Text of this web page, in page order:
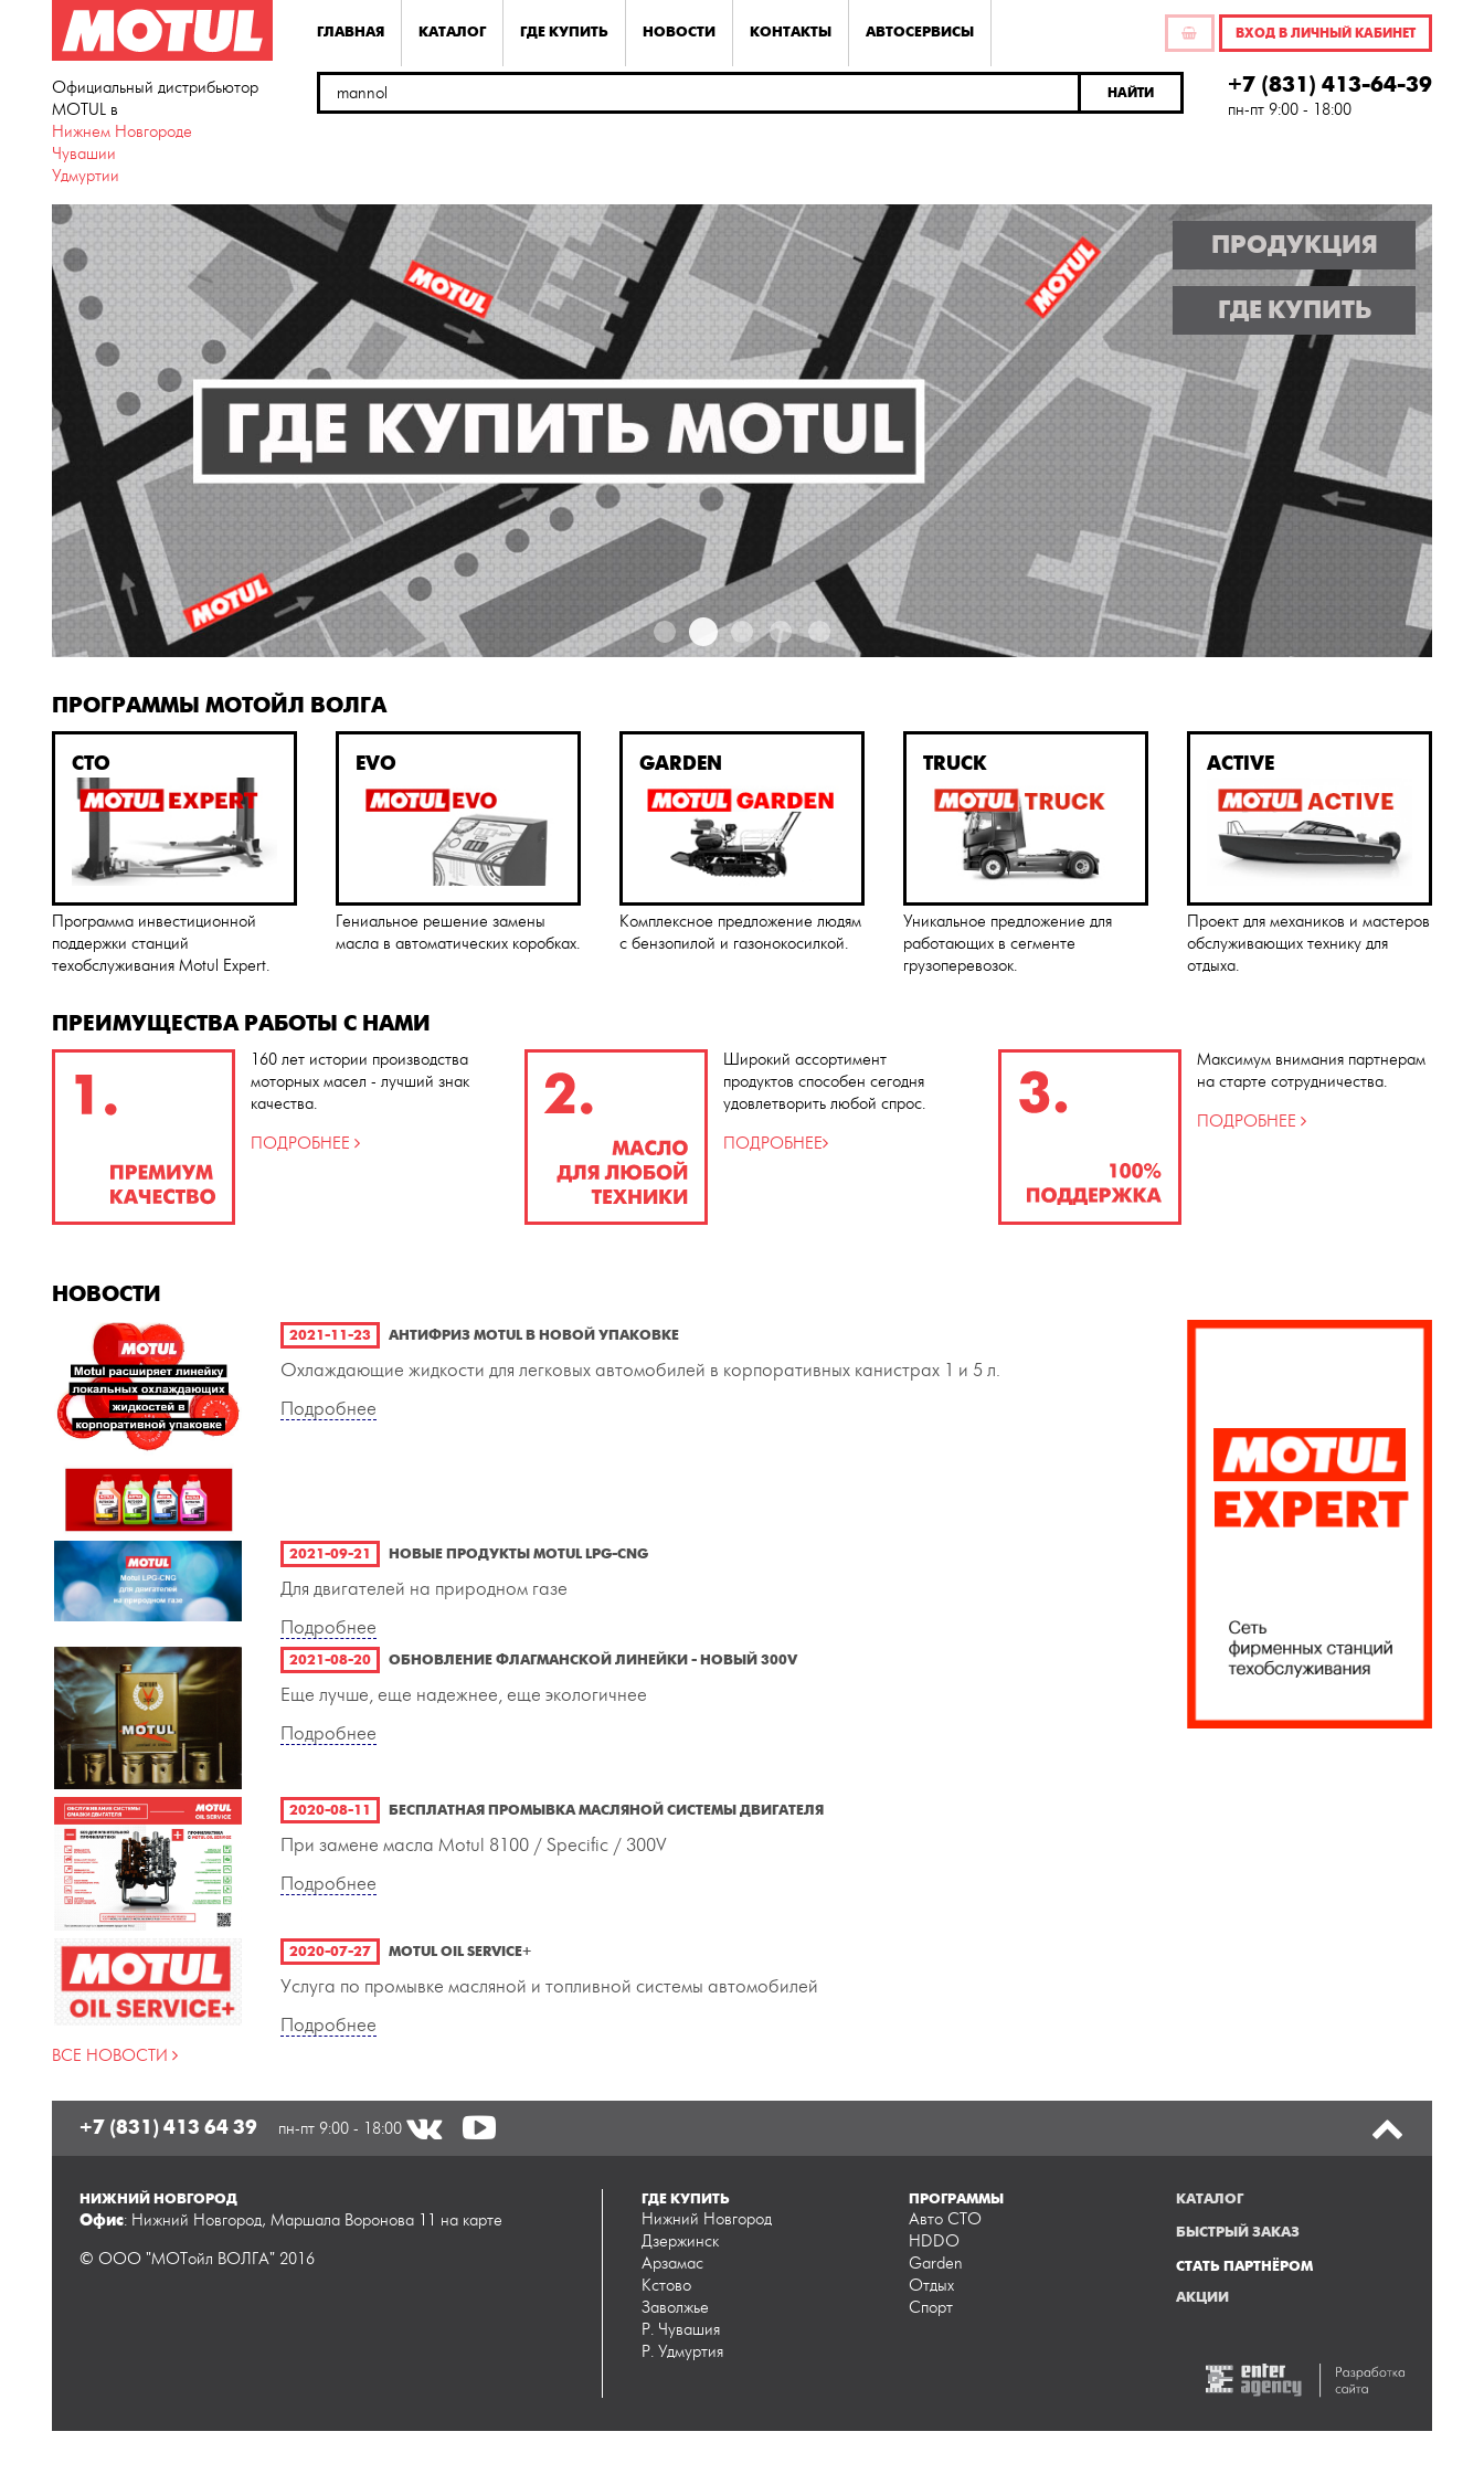
Официальный дистрибьютор
MOTUL в
Нижнем Новгороде
Чувашии
Удмуртии
ГЛАВНАЯ КАТАЛОГ ГДЕ КУПИТЬ НОВОСТИ КОНТАКТЫ АВТОСЕРВИСЫ ВХОД В ЛИЧНЫЙ КАБИНЕТ
НАЙТИ +7 (831) 413-64-39
пн-пт 9:00 - 18:00
ПРОДУКЦИЯ
ГДЕ КУПИТЬ
ПРОГРАММЫ МОТОЙЛ ВОЛГА
СТО
Программа инвестиционной
поддержки станций
техобслуживания Motul Expert.
EVO
Гениальное решение замены
масла в автоматических коробках.
GARDEN
Комплексное предложение людям
с бензопилой и газонокосилкой.
TRUCK
Уникальное предложение для
работающих в сегменте
грузоперевозок.
ACTIVE
Проект для механиков и мастеров
обслуживающих технику для
отдыха.
ПРЕИМУЩЕСТВА РАБОТЫ С НАМИ
160 лет истории производства
моторных масел - лучший знак
качества.
ПОДРОБНЕЕ
Широкий ассортимент
продуктов способен сегодня
удовлетворить любой спрос.
ПОДРОБНЕЕ
Максимум внимания партнерам
на старте сотрудничества.
ПОДРОБНЕЕ
НОВОСТИ
2021-11-23 АНТИФРИЗ MOTUL В НОВОЙ УПАКОВКЕ
Охлаждающие жидкости для легковых автомобилей в корпоративных канистрах 1 и 5 л.
Подробнее
2021-09-21 НОВЫЕ ПРОДУКТЫ MOTUL LPG-CNG
Для двигателей на природном газе
Подробнее
2021-08-20 ОБНОВЛЕНИЕ ФЛАГМАНСКОЙ ЛИНЕЙКИ - НОВЫЙ 300V
Еще лучше, еще надежнее, еще экологичнее
Подробнее
2020-08-11 БЕСПЛАТНАЯ ПРОМЫВКА МАСЛЯНОЙ СИСТЕМЫ ДВИГАТЕЛЯ
При замене масла Motul 8100 / Specific / 300V
Подробнее
2020-07-27 MOTUL OIL SERVICE+
Услуга по промывке масляной и топливной системы автомобилей
Подробнее
ВСЕ НОВОСТИ
+7 (831) 413 64 39 пн-пт 9:00 - 18:00
НИЖНИЙ НОВГОРОД
Офис: Нижний Новгород, Маршала Воронова 11 на карте
© ООО "МОТойл ВОЛГА" 2016
ГДЕ КУПИТЬ
Нижний Новгород
Дзержинск
Арзамас
Кстово
Заволжье
Р. Чувашия
Р. Удмуртия
ПРОГРАММЫ
Авто СТО
HDDO
Garden
Отдых
Спорт
КАТАЛОГ
БЫСТРЫЙ ЗАКАЗ
СТАТЬ ПАРТНЁРОМ
АКЦИИ